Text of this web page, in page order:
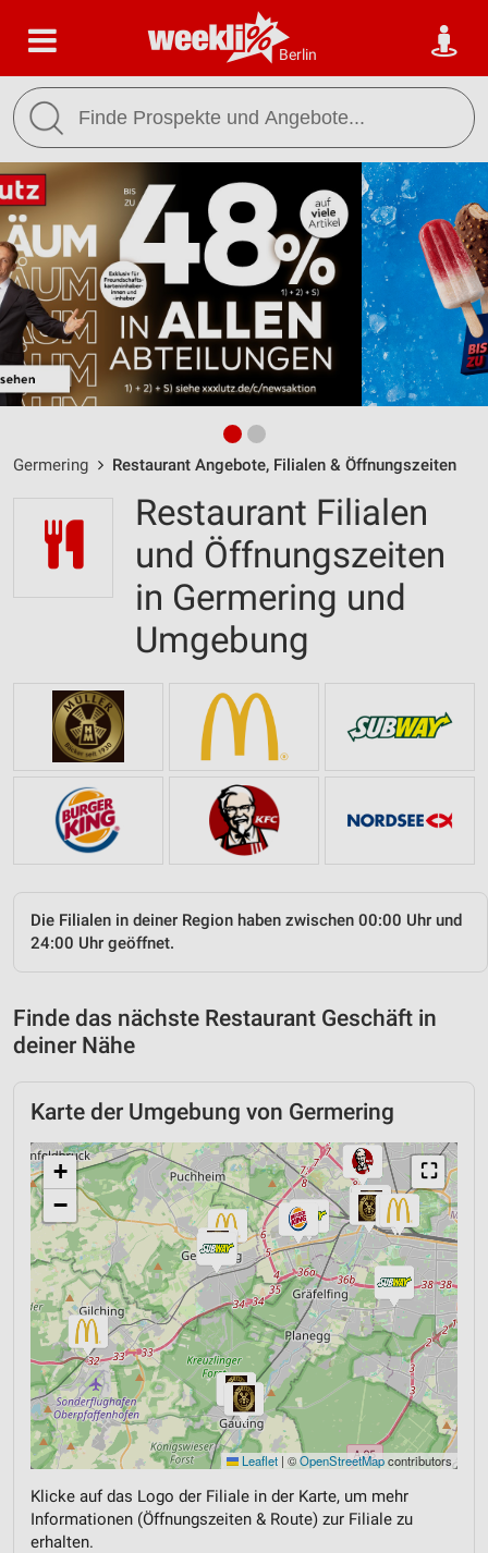
Berlin
Germering Restaurant Angebote, Filialen & Öffnungszeiten
Restaurant Filialen
und Öffnungszeiten
in Germering und
Umgebung
Die Filialen in deiner Region haben zwischen 00:00 Uhr und
24:00 Uhr geöffnet.
Finde das nächste Restaurant Geschäft in
deiner Nähe
Karte der Umgebung von Germering
⛶
+
−
Leaflet | ©OpenStreetMapcontributors
Klicke auf das Logo der Filiale in der Karte, um mehr
Informationen (Öffnungszeiten & Route) zur Filiale zu
erhalten.